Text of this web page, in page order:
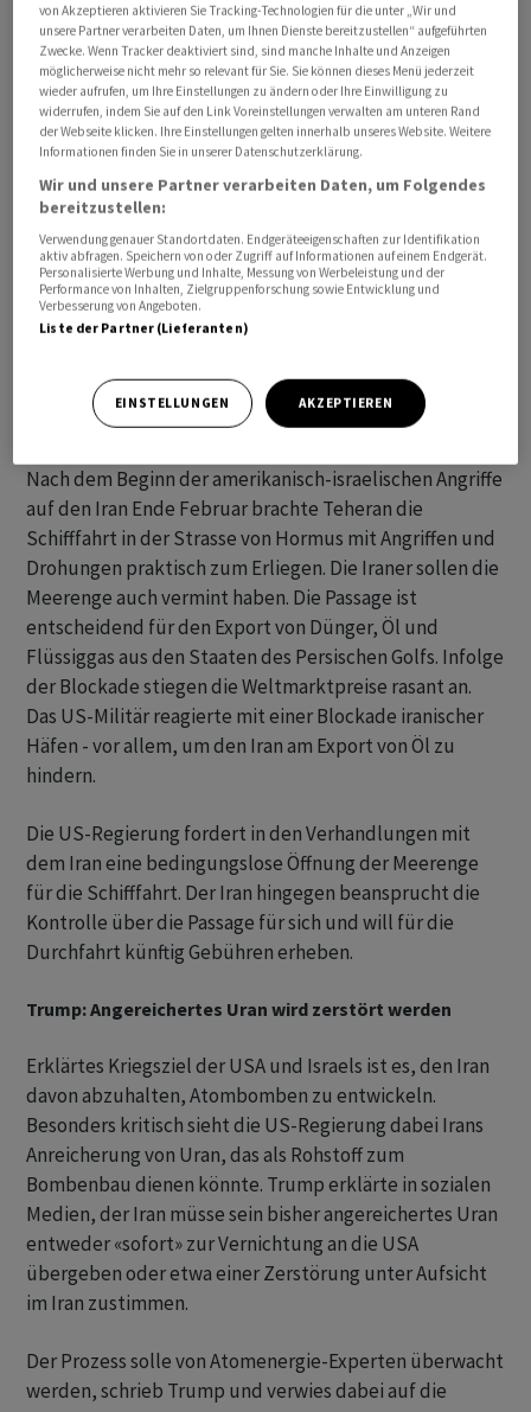
etwa attackierte der Iran US-Militärschiffe in der
Meerenge mit Raketen und Schnellbooten, die USA
griffen Ziele auf dem iranischen Festland an.
Nach dem Beginn der amerikanisch-israelischen Angriffe
auf den Iran Ende Februar brachte Teheran die
Schifffahrt in der Strasse von Hormus mit Angriffen und
Drohungen praktisch zum Erliegen. Die Iraner sollen die
Meerenge auch vermint haben. Die Passage ist
entscheidend für den Export von Dünger, Öl und
Flüssiggas aus den Staaten des Persischen Golfs. Infolge
der Blockade stiegen die Weltmarktpreise rasant an.
Das US-Militär reagierte mit einer Blockade iranischer
Häfen - vor allem, um den Iran am Export von Öl zu
hindern.
Die US-Regierung fordert in den Verhandlungen mit
dem Iran eine bedingungslose Öffnung der Meerenge
für die Schifffahrt. Der Iran hingegen beansprucht die
Kontrolle über die Passage für sich und will für die
Durchfahrt künftig Gebühren erheben.
Trump: Angereichertes Uran wird zerstört werden
Erklärtes Kriegsziel der USA und Israels ist es, den Iran
davon abzuhalten, Atombomben zu entwickeln.
Besonders kritisch sieht die US-Regierung dabei Irans
Anreicherung von Uran, das als Rohstoff zum
Bombenbau dienen könnte. Trump erklärte in sozialen
Medien, der Iran müsse sein bisher angereichertes Uran
entweder «sofort» zur Vernichtung an die USA
übergeben oder etwa einer Zerstörung unter Aufsicht
im Iran zustimmen.
Der Prozess solle von Atomenergie-Experten überwacht
werden, schrieb Trump und verwies dabei auf die
von Akzeptieren aktivieren Sie Tracking-Technologien für die unter „Wir und
unsere Partner verarbeiten Daten, um Ihnen Dienste bereitzustellen“ aufgeführten
Zwecke. Wenn Tracker deaktiviert sind, sind manche Inhalte und Anzeigen
möglicherweise nicht mehr so relevant für Sie. Sie können dieses Menü jederzeit
wieder aufrufen, um Ihre Einstellungen zu ändern oder Ihre Einwilligung zu
widerrufen, indem Sie auf den Link Voreinstellungen verwalten am unteren Rand
der Webseite klicken. Ihre Einstellungen gelten innerhalb unseres Website. Weitere
Informationen finden Sie in unserer Datenschutzerklärung.
Wir und unsere Partner verarbeiten Daten, um Folgendes
bereitzustellen:
Verwendung genauer Standortdaten. Endgeräteeigenschaften zur Identifikation
aktiv abfragen. Speichern von oder Zugriff auf Informationen auf einem Endgerät.
Personalisierte Werbung und Inhalte, Messung von Werbeleistung und der
Performance von Inhalten, Zielgruppenforschung sowie Entwicklung und
Verbesserung von Angeboten.
Liste der Partner (Lieferanten)
EINSTELLUNGEN AKZEPTIEREN